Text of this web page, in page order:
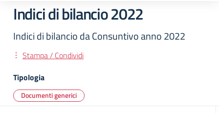
Indici di bilancio 2022
Indici di bilancio da Consuntivo anno 2022
Stampa / Condividi
Tipologia
Documenti generici